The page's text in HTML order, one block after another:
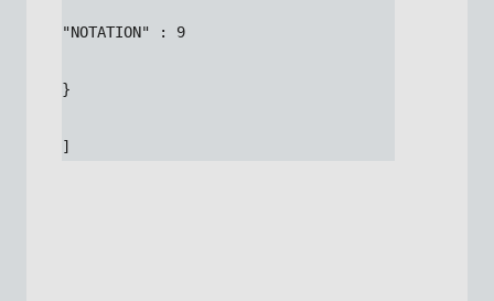
"NOTATION" : 9
}
]